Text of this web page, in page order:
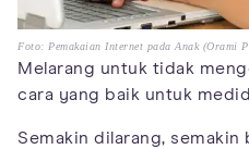
Foto: Pemakaian Internet pada Anak (Orami
Melarang untuk tidak
cara yang baik untuk
Semakin dilarang,